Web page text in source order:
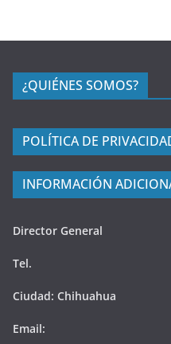
¿QUIÉNES SOMOS?
POLÍTICA DE
INFORMACIÓN
Director General
Tel.
Ciudad: Chihuahua
Email: